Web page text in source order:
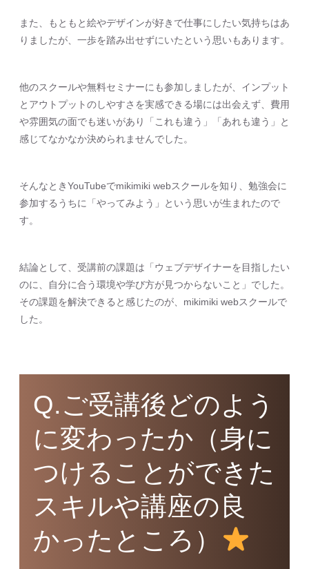
また、もともと絵やデザインが好きで仕事にしたい気持ちはあ
りましたが、一歩を踏み出せずにいたという思いもあります。
他のスクールや無料セミナーにも参加しましたが、インプット
とアウトプットのしやすさを実感できる場には出会えず、費用
や雰囲気の面でも迷いがあり「これも違う」「あれも違う」と
感じてなかなか決められませんでした。
そんなときYouTubeでmikimiki webスクールを知り、勉強会に
参加するうちに「やってみよう」という思いが生まれたので
す。
結論として、受講前の課題は「ウェブデザイナーを目指したい
のに、自分に合う環境や学び方が見つからないこと」でした。
その課題を解決できると感じたのが、mikimiki webスクールで
した。
Q.ご受講後どのよう
に変わったか（身に
つけることができた
スキルや講座の良
かったところ）